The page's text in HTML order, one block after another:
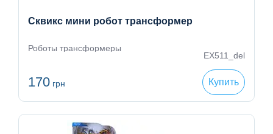
Сквикс мини робот трансформер
Роботы трансформеры
EX511_del
170 грн Купить